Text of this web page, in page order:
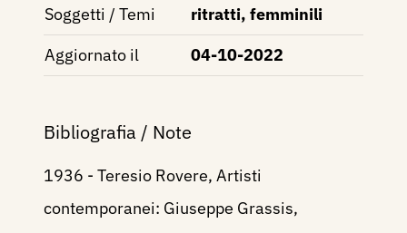
Soggetti / Temi
ritratti, femminili
Aggiornato il
04-10-2022
Bibliografia / Note
1936 - Teresio Rovere, Artisti
contemporanei: Giuseppe Grassis,